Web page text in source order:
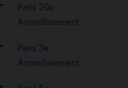
Paris 20e
Arrondissement
Paris 3e
Arrondissement